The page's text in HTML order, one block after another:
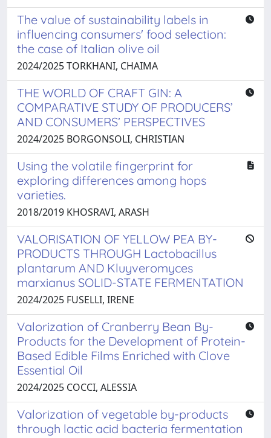
The value of sustainability labels in
influencing consumers' food selection:
the case of Italian olive oil
2024/2025 TORKHANI, CHAIMA
THE WORLD OF CRAFT GIN: A
COMPARATIVE STUDY OF PRODUCERS’
AND CONSUMERS’ PERSPECTIVES
2024/2025 BORGONSOLI, CHRISTIAN
Using the volatile fingerprint for
exploring differences among hops
varieties.
2018/2019 KHOSRAVI, ARASH
VALORISATION OF YELLOW PEA BY-
PRODUCTS THROUGH Lactobacillus
plantarum AND Kluyveromyces
marxianus SOLID-STATE FERMENTATION
2024/2025 FUSELLI, IRENE
Valorization of Cranberry Bean By-
Products for the Development of Protein-
Based Edible Films Enriched with Clove
Essential Oil
2024/2025 COCCI, ALESSIA
Valorization of vegetable by-products
through lactic acid bacteria fermentation